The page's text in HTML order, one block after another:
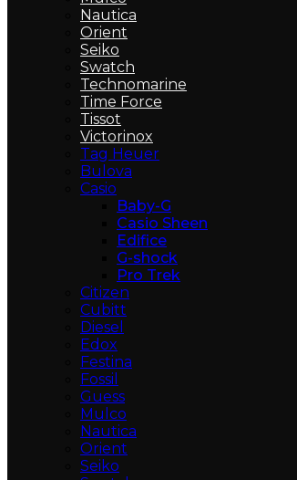
Nautica
Orient
Seiko
Swatch
Technomarine
Time Force
Tissot
Victorinox
Tag Heuer
Bulova
Casio
Baby-G
Casio Sheen
Edifice
G-shock
Pro Trek
Citizen
Cubitt
Diesel
Edox
Festina
Fossil
Guess
Mulco
Nautica
Orient
Seiko